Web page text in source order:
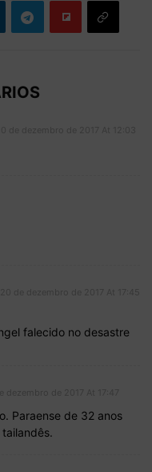
falecido no desastre
Paraense de 32 anos